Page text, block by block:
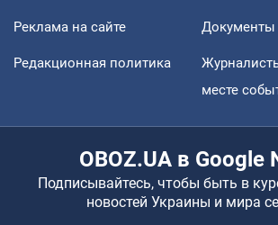
Реклама на сайте Документы
Редакционная политика
месте
OBOZ.UA в Google
Подписывайтесь, чтобы быть в
новостей Украины и мира